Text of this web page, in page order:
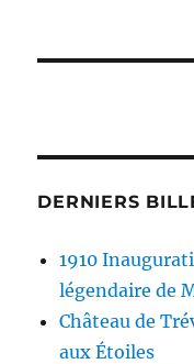
DERNIERS
1910
légendaire de
Château de
aux Étoiles